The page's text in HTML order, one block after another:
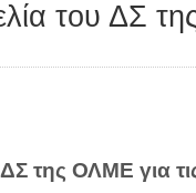
του ΔΣ
ΔΣ της ΟΛΜΕ για